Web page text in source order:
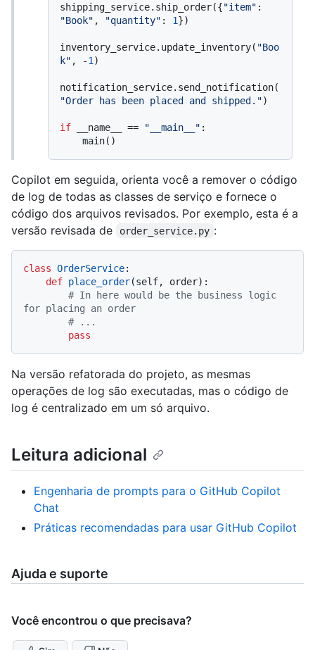
shipping_service.ship_order({"item"
"Book" , "quantity" : 1})
inventory_service.update_inventory( "Boo
k" , -1 )
notification_service.send_notification(
"Order has been placed and shipped.")
if __name__ == "__main__" :
Copilot em seguida, orienta você a remover o código
de log de todas as classes de serviço e fornece o
código dos arquivos revisados. Por exemplo, esta é a
versão revisada de
order_service.py :
class OrderService:
def place_order(self, order):
# In here would be the business logic
for placing an order
# ...
pass
Na versão refatorada do projeto, as mesmas
operações de log são executadas, mas o código de
log é centralizado em um só arquivo.
Leitura adicional
Engenharia de prompts para o GitHub Copilot
Chat
Práticas recomendadas para usar GitHub Copilot
Ajuda e suporte
Você encontrou o que precisava?